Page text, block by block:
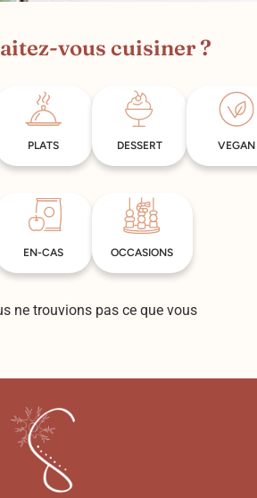
vous cuisiner ?
PLATS DESSERT VEGAN
EN-CAS OCCASIONS
ne trouvions pas ce que vous